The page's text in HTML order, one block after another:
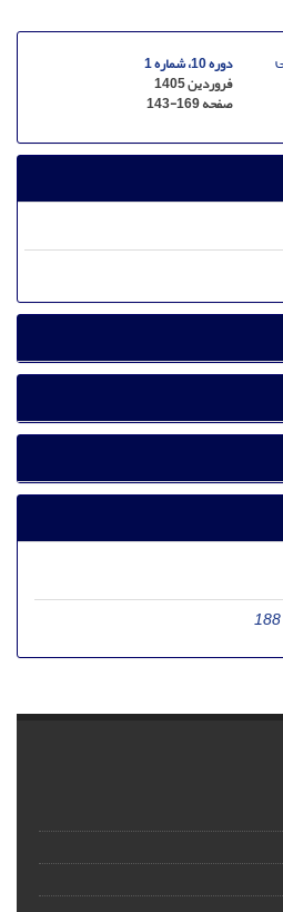
دوره 10، شماره 1
فروردین 1405
صفحه143-169
188